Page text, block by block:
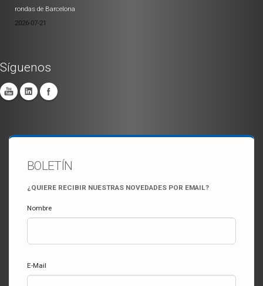
rondas de Barcelona
2026-07-21
Síguenos
BOLETÍN
¿QUIERE RECIBIR NUESTRAS NOVEDADES POR EMAIL?
Nombre
E-Mail